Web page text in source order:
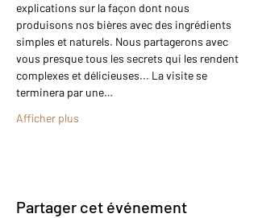
explications sur la façon dont nous
produisons nos bières avec des ingrédients
simples et naturels. Nous partagerons avec
vous presque tous les secrets qui les rendent
complexes et délicieuses... La visite se
terminera par une…
Afficher plus
Partager cet événement